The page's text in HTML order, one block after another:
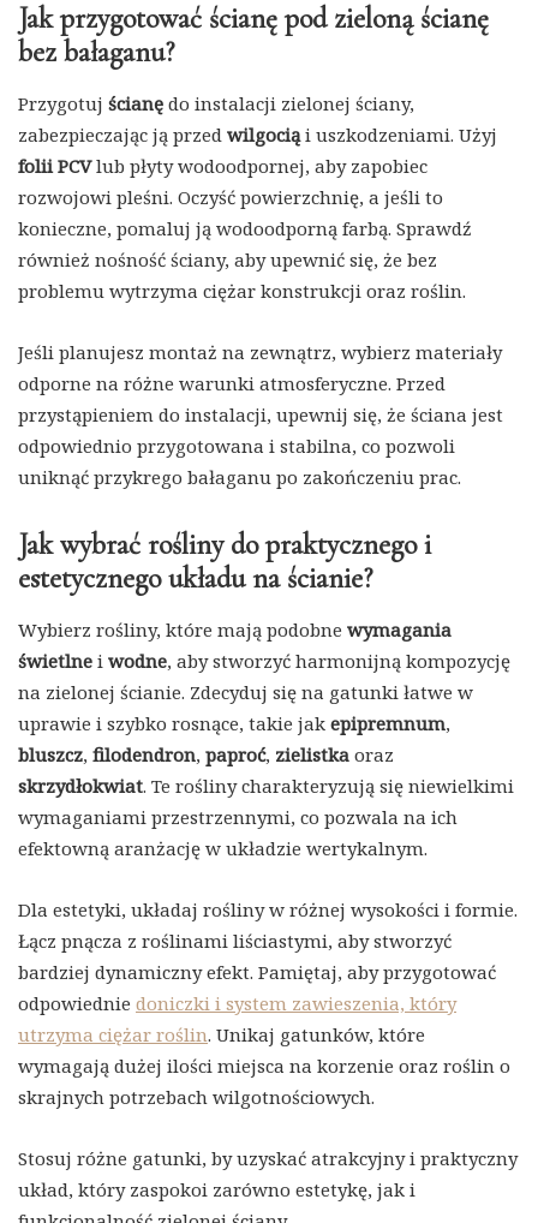
Jak przygotować ścianę pod zieloną ścianę
bez bałaganu?
Przygotuj ścianę do instalacji zielonej ściany,
zabezpieczając ją przed wilgociąi uszkodzeniami. Użyj
folii PCVlub płyty wodoodpornej, aby zapobiec
rozwojowi pleśni. Oczyść powierzchnię, a jeśli to
konieczne, pomaluj ją wodoodporną farbą. Sprawdź
również nośność ściany, aby upewnić się, że bez
problemu wytrzyma ciężar konstrukcji oraz roślin.
Jeśli planujesz montaż na zewnątrz, wybierz materiały
odporne na różne warunki atmosferyczne. Przed
przystąpieniem do instalacji, upewnij się, że ściana jest
odpowiednio przygotowana i stabilna, co pozwoli
uniknąć przykrego bałaganu po zakończeniu prac.
Jak wybrać rośliny do praktycznego i
estetycznego układu na ścianie?
Wybierz rośliny, które mają podobne wymagania
świetlne i wodne, aby stworzyć harmonijną kompozycję
na zielonej ścianie. Zdecyduj się na gatunki łatwe w
uprawie i szybko rosnące, takie jak epipremnum,
bluszcz, filodendron, paproć, zielistka oraz
skrzydłokwiat. Te rośliny charakteryzują się niewielkimi
wymaganiami przestrzennymi, co pozwala na ich
efektowną aranżację w układzie wertykalnym.
Dla estetyki, układaj rośliny w różnej wysokości i formie.
Łącz pnącza z roślinami liściastymi, aby stworzyć
bardziej dynamiczny efekt. Pamiętaj, aby przygotować
odpowiednie doniczki i system zawieszenia, który
utrzyma ciężar roślin. Unikaj gatunków, które
wymagają dużej ilości miejsca na korzenie oraz roślin o
skrajnych potrzebach wilgotnościowych.
Stosuj różne gatunki, by uzyskać atrakcyjny i praktyczny
układ, który zaspokoi zarówno estetykę, jak i